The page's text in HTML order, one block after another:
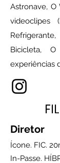
Astronave, O
videoclipes
Bicicleta,
experiências
Diretor
Ícone. FIC.
In-Passe.